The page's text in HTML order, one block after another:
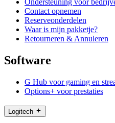
Contact opnemen
Reserveonderdelen
Waar is mijn pakketje?
Retourneren & Annuleren
Software
G Hub voor gaming en
Options+ voor prestaties
Logitech